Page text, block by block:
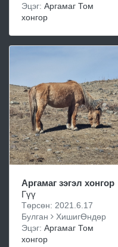
Эцэг: Аргамаг Том
хонгор
Аргамаг зэгэл хонгор
Гүү
Төрсөн: 2021.6.17
Булган
ХишигӨндөр
Эцэг: Аргамаг Том
хонгор